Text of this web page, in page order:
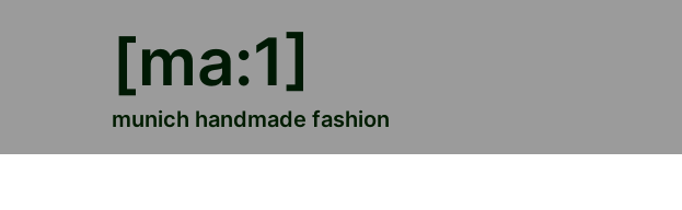
[ma:1]
munich handmade fashion